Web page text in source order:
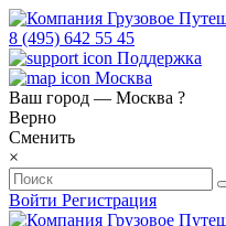
8 (495) 642 55 45
Поддержка
Москва
Ваш город — Москва ?
Верно
Сменить
×
Войти Регистрация